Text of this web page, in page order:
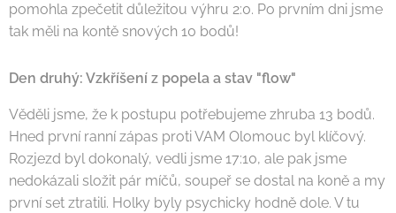
pomohla zpečetit důležitou výhru 2:0. Po prvním dni jsme
tak měli na kontě snových 10 bodů!
Den druhý: Vzkříšení z popela a stav "flow"
Věděli jsme, že k postupu potřebujeme zhruba 13 bodů.
Hned první ranní zápas proti VAM Olomouc byl klíčový.
Rozjezd byl dokonalý, vedli jsme 17:10, ale pak jsme
nedokázali složit pár míčů, soupeř se dostal na koně a my
první set ztratili. Holky byly psychicky hodně dole. V tu